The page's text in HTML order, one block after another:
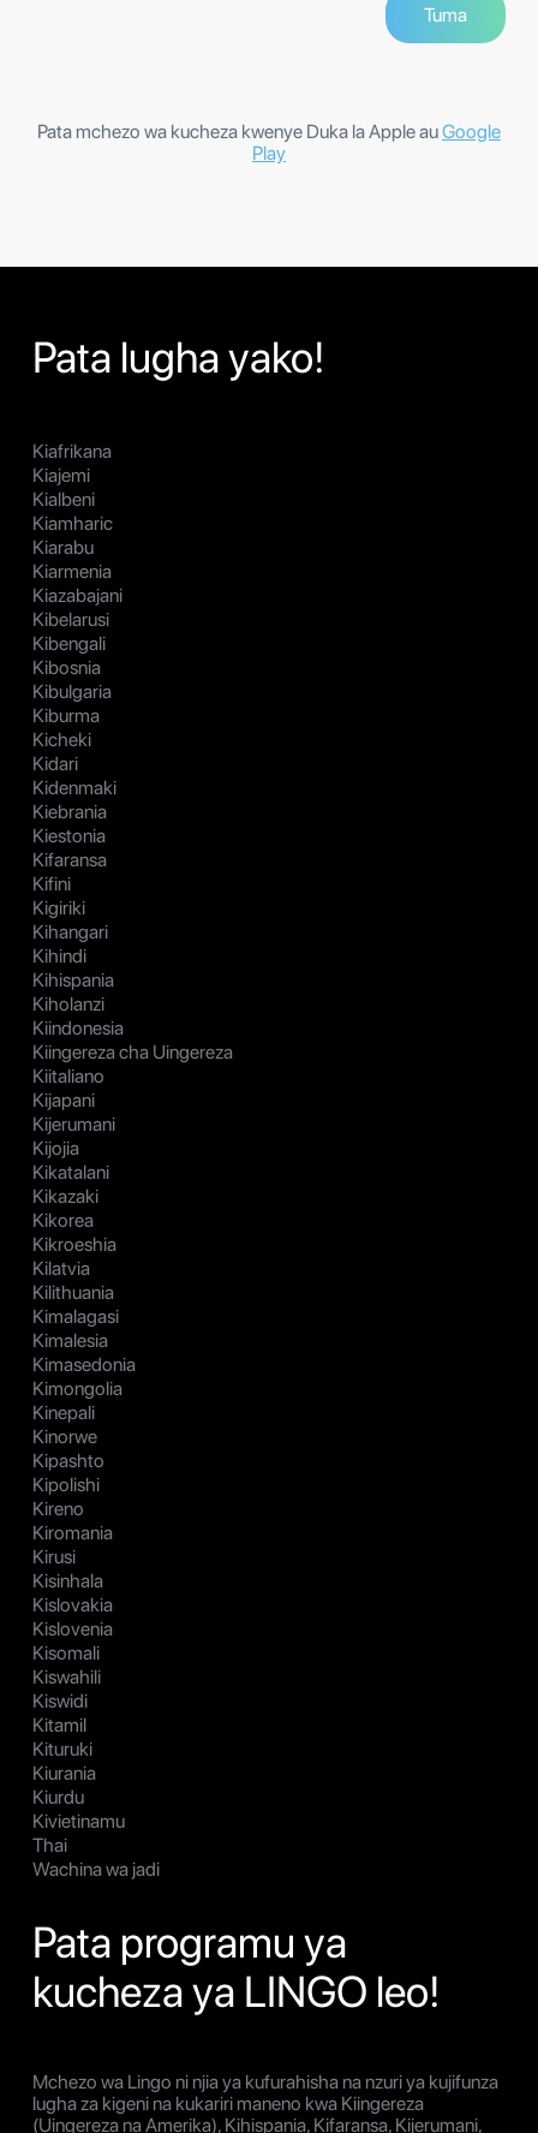
Pata mchezo wa kucheza kwenye Duka la Apple auGoogle
Play
Pata lugha yako!
Kiafrikana
Kiajemi
Kialbeni
Kiamharic
Kiarabu
Kiarmenia
Kiazabajani
Kibelarusi
Kibengali
Kibosnia
Kibulgaria
Kiburma
Kicheki
Kidari
Kidenmaki
Kiebrania
Kiestonia
Kifaransa
Kifini
Kigiriki
Kihangari
Kihindi
Kihispania
Kiholanzi
Kiindonesia
Kiingereza cha Uingereza
Kiitaliano
Kijapani
Kijerumani
Kijojia
Kikatalani
Kikazaki
Kikorea
Kikroeshia
Kilatvia
Kilithuania
Kimalagasi
Kimalesia
Kimasedonia
Kimongolia
Kinepali
Kinorwe
Kipashto
Kipolishi
Kireno
Kiromania
Kirusi
Kisinhala
Kislovakia
Kislovenia
Kisomali
Kiswahili
Kiswidi
Kitamil
Kituruki
Kiurania
Kiurdu
Kivietinamu
Thai
Wachina wa jadi
Pata programu ya
kucheza ya LINGO leo!
Mchezo wa Lingo ni njia ya kufurahisha na nzuri ya kujifunza
lugha za kigeni na kukariri maneno kwa Kiingereza
(Uingereza na Amerika), Kihispania, Kifaransa, Kijerumani,